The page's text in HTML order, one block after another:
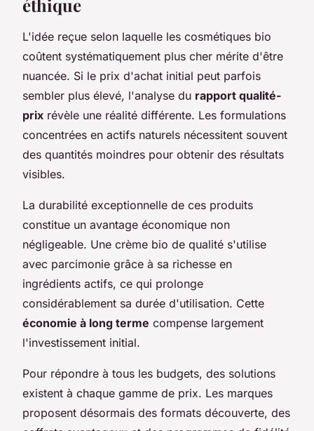
éthique
L'idée reçue selon laquelle les cosmétiques bio
coûtent systématiquement plus cher mérite d'être
nuancée. Si le prix d'achat initial peut parfois
sembler plus élevé, l'analyse du rapport qualité-
prix révèle une réalité différente. Les formulations
concentrées en actifs naturels nécessitent souvent
des quantités moindres pour obtenir des résultats
visibles.
La durabilité exceptionnelle de ces produits
constitue un avantage économique non
négligeable. Une crème bio de qualité s'utilise
avec parcimonie grâce à sa richesse en
ingrédients actifs, ce qui prolonge
considérablement sa durée d'utilisation. Cette
économie à long terme compense largement
l'investissement initial.
Pour répondre à tous les budgets, des solutions
existent à chaque gamme de prix. Les marques
proposent désormais des formats découverte, des